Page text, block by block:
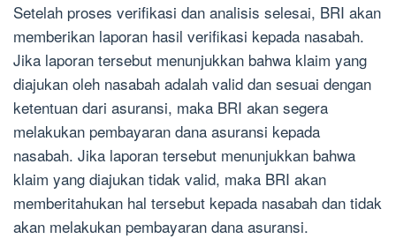
Setelah proses verifikasi dan analisis selesai, BRI akan
memberikan laporan hasil verifikasi kepada nasabah.
Jika laporan tersebut menunjukkan bahwa klaim yang
diajukan oleh nasabah adalah valid dan sesuai dengan
ketentuan dari asuransi, maka BRI akan segera
melakukan pembayaran dana asuransi kepada
nasabah. Jika laporan tersebut menunjukkan bahwa
klaim yang diajukan tidak valid, maka BRI akan
memberitahukan hal tersebut kepada nasabah dan tidak
akan melakukan pembayaran dana asuransi.